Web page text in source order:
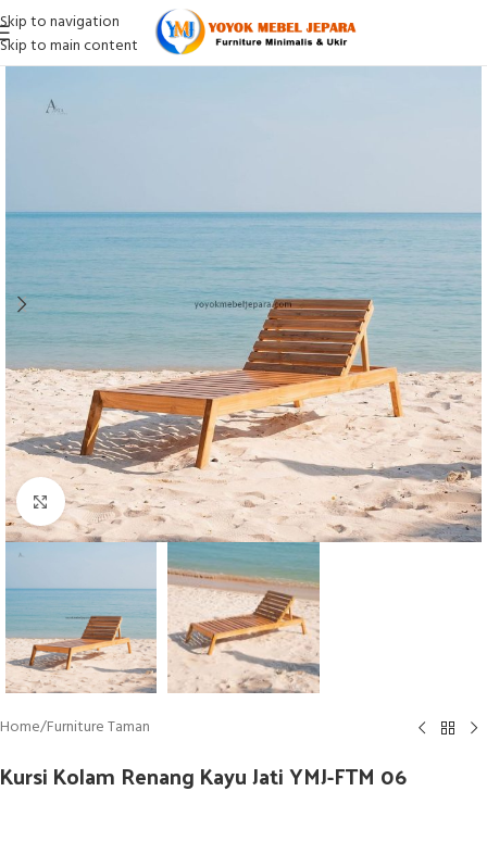
Skip to navigation
Skip to main content
Click to enlarge
Home/Furniture Taman
Kursi Kolam Renang Kayu Jati YMJ-FTM 06